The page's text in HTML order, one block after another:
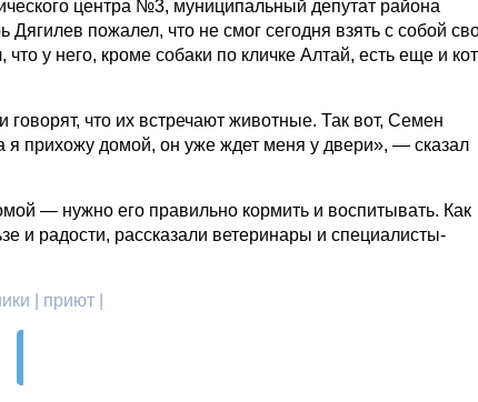
центра №3, муниципальный депутат района
пожалел, что не смог сегодня взять с собой
что у него, кроме собаки по кличке Алтай, есть еще и кот
говорят, что их встречают животные. Так вот, Семен
я прихожу домой, он уже ждет меня у двери», — сказал
— нужно его правильно кормить и воспитывать. Как
и радости, рассказали ветеринары и специалисты-
| приют |